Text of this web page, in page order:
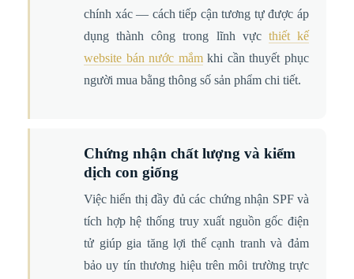
chính xác — cách tiếp cận tương tự được áp
dụng thành công trong lĩnh vực thiết kế
website bán nước mắmkhi cần thuyết phục
người mua bằng thông số sản phẩm chi tiết.
Chứng nhận chất lượng và kiểm
dịch con giống
Việc hiển thị đầy đủ các chứng nhận SPF và
tích hợp hệ thống truy xuất nguồn gốc điện
tử giúp gia tăng lợi thế cạnh tranh và đảm
bảo uy tín thương hiệu trên môi trường trực